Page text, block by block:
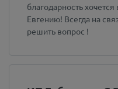
благодарность
Евгению! Всегда на
решить вопрос !